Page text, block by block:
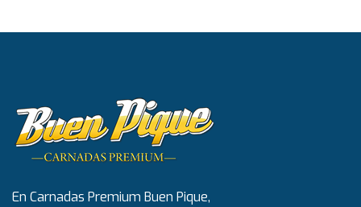
En Carnadas Premium Buen Pique,